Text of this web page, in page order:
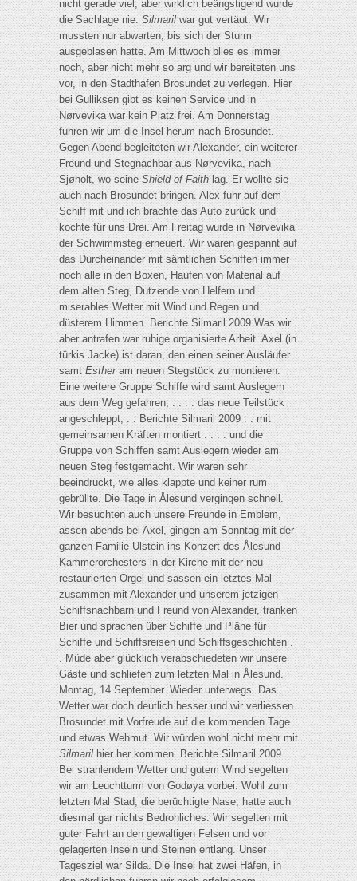
nicht gerade viel, aber wirklich beängstigend wurde
die Sachlage nie.Silmarilwar gut vertäut. Wir
mussten nur abwarten, bis sich der Sturm
ausgeblasen hatte. Am Mittwoch blies es immer
noch, aber nicht mehr so arg und wir bereiteten uns
vor, in den Stadthafen Brosundet zu verlegen. Hier
bei Gulliksen gibt es keinen Service und in
Nørvevika war kein Platz frei. Am Donnerstag
fuhren wir um die Insel herum nach Brosundet.
Gegen Abend begleiteten wir Alexander, ein weiterer
Freund und Stegnachbar aus Nørvevika, nach
Sjøholt, wo seineShield of Faithlag. Er wollte sie
auch nach Brosundet bringen. Alex fuhr auf dem
Schiff mit und ich brachte das Auto zurück und
kochte für uns Drei. Am Freitag wurde in Nørvevika
der Schwimmsteg erneuert. Wir waren gespannt auf
das Durcheinander mit sämtlichen Schiffen immer
noch alle in den Boxen, Haufen von Material auf
dem alten Steg, Dutzende von Helfern und
miserables Wetter mit Wind und Regen und
düsterem Himmen. Berichte Silmaril 2009 Was wir
aber antrafen war ruhige organisierte Arbeit. Axel (in
türkis Jacke) ist daran, den einen seiner Ausläufer
samtEstheram neuen Stegstück zu montieren.
Eine weitere Gruppe Schiffe wird samt Auslegern
aus dem Weg gefahren, . . . . das neue Teilstück
angeschleppt, . . Berichte Silmaril 2009 . . mit
gemeinsamen Kräften montiert . . . . und die
Gruppe von Schiffen samt Auslegern wieder am
neuen Steg festgemacht. Wir waren sehr
beeindruckt, wie alles klappte und keiner rum
gebrüllte. Die Tage in Ålesund vergingen schnell.
Wir besuchten auch unsere Freunde in Emblem,
assen abends bei Axel, gingen am Sonntag mit der
ganzen Familie Ulstein ins Konzert des Ålesund
Kammerorchesters in der Kirche mit der neu
restaurierten Orgel und sassen ein letztes Mal
zusammen mit Alexander und unserem jetzigen
Schiffsnachbarn und Freund von Alexander, tranken
Bier und sprachen über Schiffe und Pläne für
Schiffe und Schiffsreisen und Schiffsgeschichten .
. Müde aber glücklich verabschiedeten wir unsere
Gäste und schliefen zum letzten Mal in Ålesund.
Montag, 14.September. Wieder unterwegs. Das
Wetter war doch deutlich besser und wir verliessen
Brosundet mit Vorfreude auf die kommenden Tage
und etwas Wehmut. Wir würden wohl nicht mehr mit
Silmarilhier her kommen. Berichte Silmaril 2009
Bei strahlendem Wetter und gutem Wind segelten
wir am Leuchtturm von Godøya vorbei. Wohl zum
letzten Mal Stad, die berüchtigte Nase, hatte auch
diesmal gar nichts Bedrohliches. Wir segelten mit
guter Fahrt an den gewaltigen Felsen und vor
gelagerten Inseln und Steinen entlang. Unser
Tagesziel war Silda. Die Insel hat zwei Häfen, in